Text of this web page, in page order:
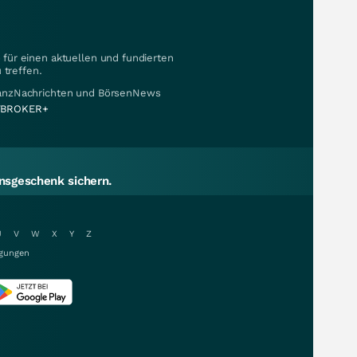
für einen aktuellen und fundierten
treffen.
und BörsenNews
sichern.
V W X Y
Z